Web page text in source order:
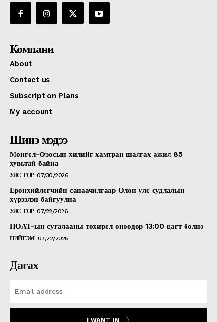
Компани
About
Contact us
Subscription Plans
My account
Шинэ мэдээ
Монгол-Оросын хилийг хамтран шалгах ажил 85
хувьтай байна
УЛС ТӨР 07/30/2026
Ерөнхийлөгчийн санаачилгаар Олон улс судлалын
хүрээлэн байгуулна
УЛС ТӨР 07/22/2026
НӨАТ-ын сугалааны тохирол өнөөдөр 13:00 цагт болно
НИЙГЭМ 07/22/2026
Дагах
I WANT IN